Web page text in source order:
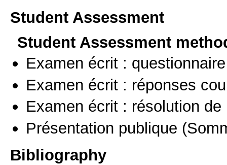
Student Assessment
Student Assessment
Examen écrit :
Examen écrit : réponses
Examen écrit : résolution de
Présentation publique
Bibliography